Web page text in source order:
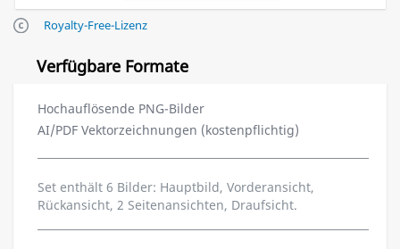
Royalty-Free-Lizenz
Verfügbare Formate
Hochauflösende PNG-Bilder
AI/PDF Vektorzeichnungen (kostenpflichtig)
Set enthält 6 Bilder: Hauptbild, Vorderansicht,
Rückansicht, 2 Seitenansichten, Draufsicht.